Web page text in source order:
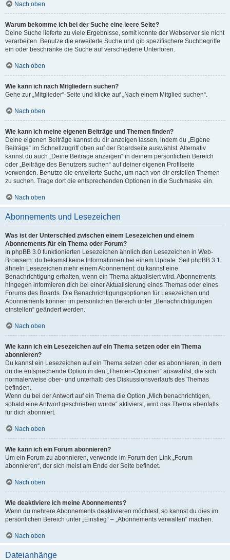
Nach oben
Warum bekomme ich bei der Suche eine leere Seite?
Deine Suche lieferte zu viele Ergebnisse, somit konnte der Webserver sie nicht
verarbeiten. Benutze die erweiterte Suche und gib spezifischere Suchbegriffe
ein oder beschränke die Suche auf verschiedene Unterforen.
Nach oben
Wie kann ich nach Mitgliedern suchen?
Gehe zur „Mitglieder“-Seite und klicke auf „Nach einem Mitglied suchen“.
Nach oben
Wie kann ich meine eigenen Beiträge und Themen finden?
Deine eigenen Beiträge kannst du dir anzeigen lassen, indem du „Eigene
Beiträge“ im Schnellzugriff oben auf der Boardseite auswählst. Alternativ
kannst du auch „Deine Beiträge anzeigen“ in deinem persönlichen Bereich
oder „Beiträge des Benutzers suchen“ auf deiner eigenen Profilseite
verwenden. Benutze die erweiterte Suche, um nach von dir erstellen Themen
zu suchen. Trage dort die entsprechenden Optionen in die Suchmaske ein.
Nach oben
Abonnements und Lesezeichen
Was ist der Unterschied zwischen einem Lesezeichen und einem
Abonnements für ein Thema oder Forum?
In phpBB 3.0 funktionierten Lesezeichen ähnlich den Lesezeichen in Web-
Browsern: du bekamst keine Informationen bei einem Update. Seit phpBB 3.1
ähneln Lesezeichen mehr einem Abonnement: du kannst eine
Benachrichtigung erhalten, wenn ein Thema aktualisiert wird. Abonnements
hingegen informieren dich bei einer Aktualisierung eines Themas oder eines
Forums des Boards. Die Benachrichtigungsoptionen für Lesezeichen und
Abonnements können im persönlichen Bereich unter „Benachrichtigungen
einstellen“ geändert werden.
Nach oben
Wie kann ich ein Lesezeichen auf ein Thema setzen oder ein Thema
abonnieren?
Du kannst ein Lesezeichen auf ein Thema setzen oder es abonnieren, in dem
du die entsprechende Option in den „Themen-Optionen“ auswählst, die sich
normalerweise ober- und unterhalb des Diskussionsverlaufs des Themas
befinden.
Wenn du bei der Antwort auf ein Thema die Option „Mich benachrichtigen,
sobald eine Antwort geschrieben wurde“ aktivierst, wird das Thema ebenfalls
für dich abonniert.
Nach oben
Wie kann ich ein Forum abonnieren?
Um ein Forum zu abonnieren, verwende im Forum den Link „Forum
abonnieren“, der sich meist am Ende der Seite befindet.
Nach oben
Wie deaktiviere ich meine Abonnements?
Wenn du mehrere Abonnements deaktivieren möchtest, so kannst du dies im
persönlichen Bereich unter „Einstieg“ – „Abonnements verwalten“ machen.
Nach oben
Dateianhänge